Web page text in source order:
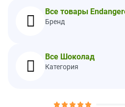
Всего сахара
Все товары
Бренд
Все Шоколад
Категория